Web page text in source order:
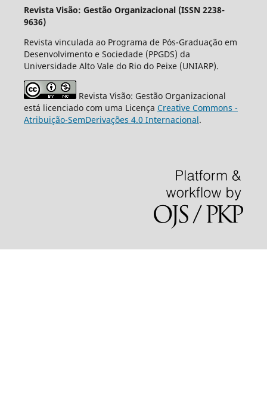
Revista Visão: Gestão Organizacional (ISSN 2238-
9636)
Revista vinculada ao Programa de Pós-Graduação em
Desenvolvimento e Sociedade (PPGDS) da
Universidade Alto Vale do Rio do Peixe (UNIARP).
Revista Visão: Gestão Organizacional
está licenciado com uma Licença Creative Commons -
Atribuição-SemDerivações 4.0 Internacional.